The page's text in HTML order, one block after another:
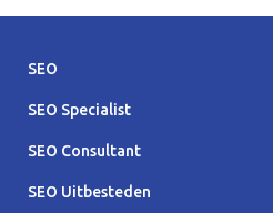
SEO
SEO Specialist
SEO Consultant
SEO Uitbesteden